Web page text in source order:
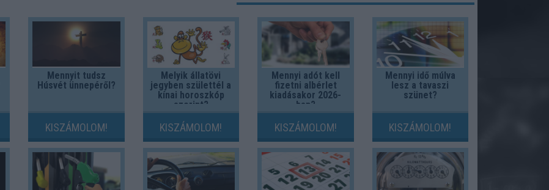
Mennyit tudsz
Húsvét ünnepéről?
KISZÁMOLOM!
Melyik állatövi
jegyben születtél a
kínai horoszkóp
szerint?
KISZÁMOLOM!
Mennyi adót kell
fizetni albérlet
kiadásakor 2026-
ban?
KISZÁMOLOM!
Mennyi idő múlva
lesz a tavaszi
szünet?
KISZÁMOLOM!